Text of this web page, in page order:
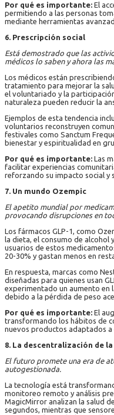
Por qué es importante: El
permitiendo a las personas
mediante herramientas
6. Prescripción social
Está demostrado que las
médicos lo saben y ahora las
Los médicos están
tratamiento para mejorar la
el voluntariado y la
naturaleza pueden reducir la
Ejemplos de esta tendencia
voluntarios reconstruyen
festivales como Sanctum
bienestar y espiritualidad en
Por qué es importante: Las
facilitar experiencias
reforzando su impacto social y
7. Un mundo Ozempic
El apetito mundial por
provocando disrupciones en
Los fármacos GLP-1, como
la dieta, el consumo de alcohol
usuarios de estos
20-30% y gastan menos en
En respuesta, marcas como
diseñadas para quienes usan
experimentado un aumento en
debido a la pérdida de peso
Por qué es importante: El
transformando los hábitos de
nuevos productos adaptados a
8. La descentralización de
El futuro promete una era de
autogestionada.
La tecnología está
monitoreo remoto y análisis
MagicMirror analizan la salud
segundos, mientras que